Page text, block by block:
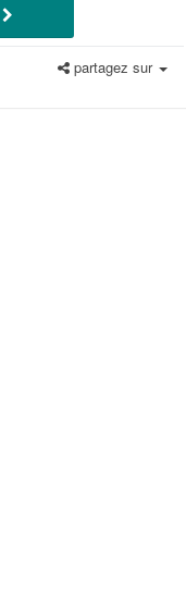
partagez sur